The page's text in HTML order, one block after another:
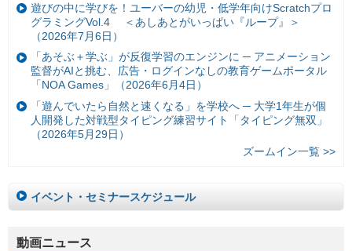
遊びの中に学びを！ユーバーの幼児・低学年向けScratchプロ
グラミングVol.4 ＜あしあとがいっぱい『ループ』＞
（2026年7月6日）
「あそぶ＋学ぶ」が反復学習のエンジンに ─ アニメーション
監督がAIと挑む、広告・ログインなしの教育ゲームポータル
「NOA Games」（2026年6月4日）
「遊んでいたら自然と速くなる」を学校へ ─ 大学1年生が個
人開発した対戦型タイピング練習サイト「タイピング無双」
（2026年5月29日）
ズームイン一覧 >>
イベント・セミナースケジュール
動画ニュース